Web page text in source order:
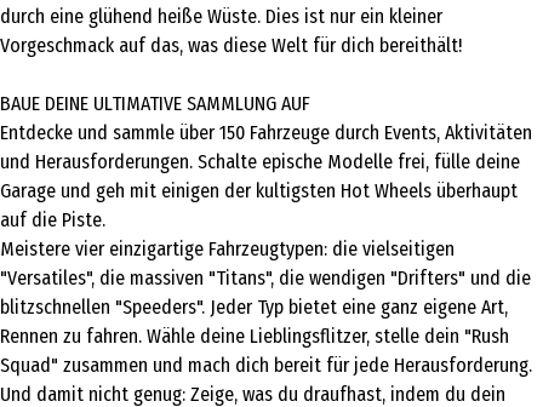
durch eine glühend heiße Wüste. Dies ist nur ein kleiner
Vorgeschmack auf das, was diese Welt für dich bereithält!
BAUE DEINE ULTIMATIVE SAMMLUNG AUF
Entdecke und sammle über 150 Fahrzeuge durch Events, Aktivitäten
und Herausforderungen. Schalte epische Modelle frei, fülle deine
Garage und geh mit einigen der kultigsten Hot Wheels überhaupt
auf die Piste.
Meistere vier einzigartige Fahrzeugtypen: die vielseitigen
"Versatiles", die massiven "Titans", die wendigen "Drifters" und die
blitzschnellen "Speeders". Jeder Typ bietet eine ganz eigene Art,
Rennen zu fahren. Wähle deine Lieblingsflitzer, stelle dein "Rush
Squad" zusammen und mach dich bereit für jede Herausforderung.
Und damit nicht genug: Zeige, was du draufhast, indem du dein